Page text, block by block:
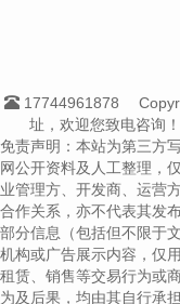
17744961878
址，欢迎您致电咨询
免责声明：本站为第三方
网公开资料及人工整理，
业管理方、开发商、运营
合作关系，亦不代表其发
部分信息（包括但不限于
机构或广告展示内容，仅
租赁、销售等交易行为或
为及后果，均由其自行承